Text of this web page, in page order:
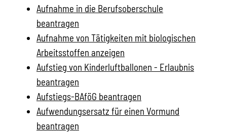
Aufnahme in die Berufsoberschule
beantragen
Aufnahme von Tätigkeiten mit biologischen
Arbeitsstoffen anzeigen
Aufstieg von Kinderluftballonen - Erlaubnis
beantragen
Aufstiegs-BAföG beantragen
Aufwendungsersatz für einen Vormund
beantragen